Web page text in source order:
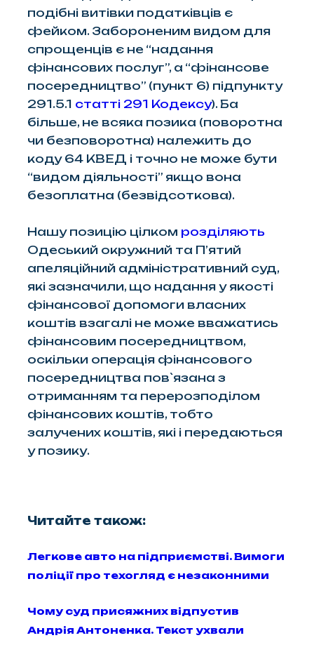
подібні витівки податківців є
фейком. Забороненим видом для
спрощенців є не “надання
фінансових послуг”, а “фінансове
посередництво” (пункт 6) підпункту
291.5.1 статті 291 Кодексу). Ба
більше, не всяка позика (поворотна
чи безповоротна) належить до
коду 64 КВЕД і точно не може бути
“видом діяльності” якщо вона
безоплатна (безвідсоткова).
Нашу позицію цілком розділяють
Одеський окружний та П’ятий
апеляційний адміністративний суд,
які зазначили, що надання у якості
фінансової допомоги власних
коштів взагалі не може вважатись
фінансовим посередництвом,
оскільки операція фінансового
посередництва пов`язана з
отриманням та перерозподілом
фінансових коштів, тобто
залучених коштів, які і передаються
у позику.
Читайте також:
Легкове авто на підприємстві. Вимоги
поліції про техогляд є незаконними
Чому суд присяжних відпустив
Андрія Антоненка. Текст ухвали